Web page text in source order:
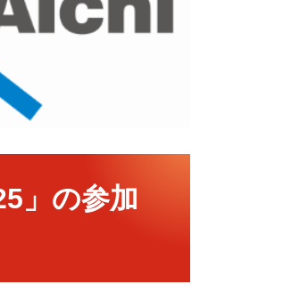
」の参加